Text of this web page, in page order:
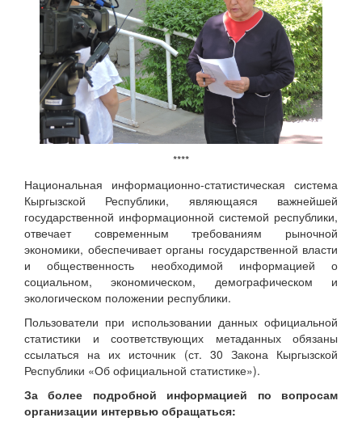
****
Национальная информационно-статистическая система
Кыргызской Республики, являющаяся важнейшей
государственной информационной системой республики,
отвечает современным требованиям рыночной
экономики, обеспечивает органы государственной власти
и общественность необходимой информацией о
социальном, экономическом, демографическом и
экологическом положении республики.
Пользователи при использовании данных официальной
статистики и соответствующих метаданных обязаны
ссылаться на их источник (ст. 30 Закона Кыргызской
Республики «Об официальной статистике»).
За более подробной информацией по вопросам
организации интервью обращаться: